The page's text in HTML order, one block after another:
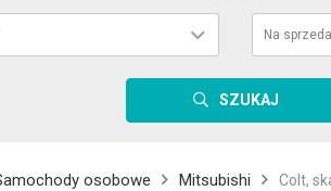
Na
SZUKAJ
osobowe Mitsubishi Colt,